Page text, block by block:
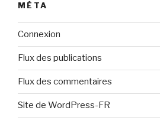
MÉTA
Connexion
Flux des publications
Flux des commentaires
Site de WordPress-FR